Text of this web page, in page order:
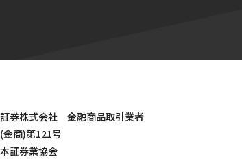
券株式会社 金融商品取引業者
金商)第121号
証券業協会